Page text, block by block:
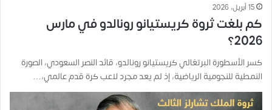
15 أبريل، 2026
كم بلغت ثروة كريستيانو رونالدو في مارس
2026؟
كسر الأسطورة البرتغالي كريستيانو رونالدو، قائد النصر السعودي، الصورة
النمطية للنجومية الرياضية، إذ لم يعد مجرد لاعب كرة قدم عالمي،…